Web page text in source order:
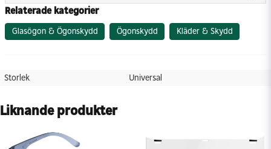
Storlek
Relaterade kategorier
Glasögon & Ögonskydd Ögonskydd Kläder & Skydd
Storlek Universal
Liknande produkter